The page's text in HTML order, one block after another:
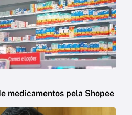
medicamentos pela Shopee